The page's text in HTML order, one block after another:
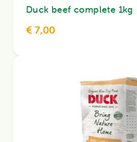
Duck beef complete 1kg
€ 7,00